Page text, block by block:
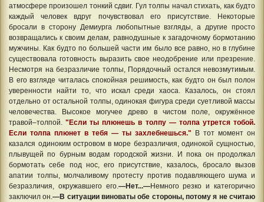
атмосфере произошел тонкий сдвиг. Гул толпы начал стихать, как будто
каждый человек вдруг почувствовал его присутствие. Некоторые
бросали в сторону Демиурга любопытные взгляды, а другие просто
возвращались к своим делам, равнодушные к загадочному бормотанию
мужчины. Как будто по большей части им было все равно, но в глубине
существовала готовность выразить свое неодобрение или презрение.
Несмотря на безразличие толпы, Порядочный остался невозмутимым.
В его взгляде читалась спокойная решимость, как будто он был полон
уверенности найти то, что искал среди хаоса. Казалось, он стоял
отдельно от остальной толпы, одинокая фигура среди суетливой массы
человечества. Высокое могучее древо в чистом поле, окружённое
травой–толпой."Если ты плюнешь в толпу — толпа утрется тобой.
Если толпа плюнет в тебя — ты захлебнешься." В тот момент он
казался одиноким островом в море безразличия, одинокой сущностью,
плывущей по бурным водам городской жизни. И пока он продолжал
бормотать себе под нос, его присутствие, казалось, бросало вызов
апатии толпы, молчаливому протесту против подавляющего шума и
безразличия, окружавшего его. —Нет...—Немного резко и категорично
заключил он.—В ситуации виноваты обе стороны, потому я не считаю